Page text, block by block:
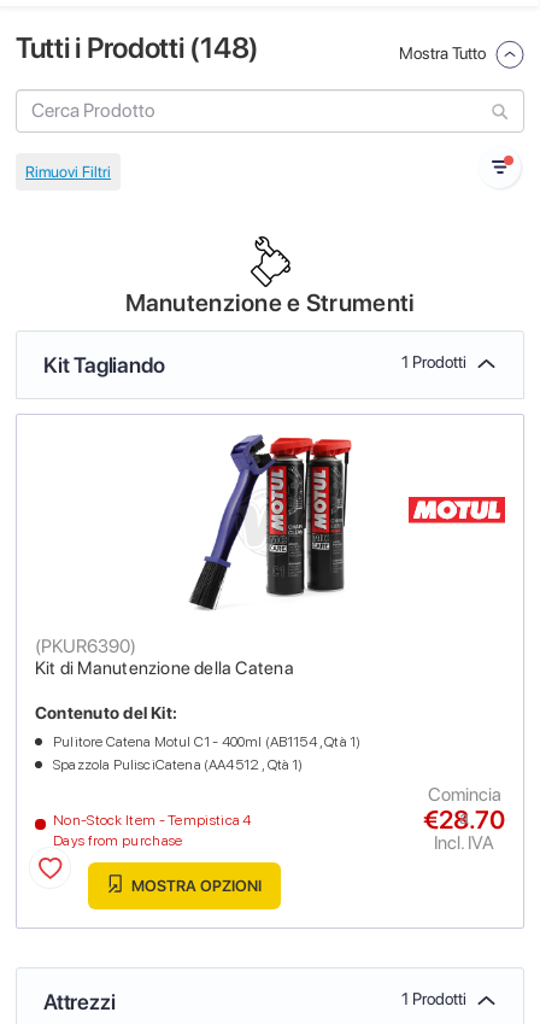
Tutti i Prodotti (148) Mostra Tutto
Manutenzione e Strumenti
Kit Tagliando 1 Prodotti
Kit di Manutenzione della Catena
(PKUR6390)
Non-Stock Item - Tempistica 4
Days from purchase
Contenuto del Kit:
Pulitore Catena Motul C1 - 400ml (AB1154 , Qtà 1)
Spazzola PulisciCatena (AA4512 , Qtà 1)
€28.70
Incl. IVA
Comincia
a
MOSTRA OPZIONI
Attrezzi 1 Prodotti